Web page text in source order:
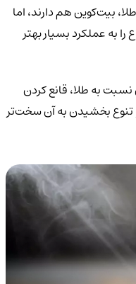
بیت‌کوین هم دارند، اما
عملکرد بسیار بهتر
به طلا، قانع کردن
بخشیدن به آن سخت‌تر